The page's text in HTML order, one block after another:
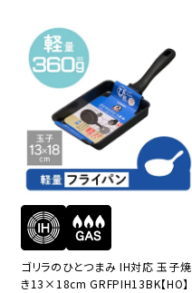
ゴリラのひとつまみ IH対応 玉子焼
き13×18cm GRFPIH13BK【HO】